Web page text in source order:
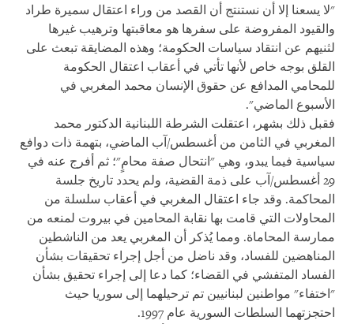
"لا يسعنا إلا أن نستنتج أن القصد من وراء اعتقال سميرة طراد
والقيود المفروضة على سفرها هو معاقبتها وترهيب غيرها
لثنيهم عن انتقاد سياسات الحكومة؛ وهذه المضايقة تبعث على
القلق بوجه خاص لأنها تأتي في أعقاب اعتقال الحكومة
للمحامي المدافع عن حقوق الإنسان محمد المغربي في
الأسبوع الماضي".
فقبل ذلك بشهر، اعتقلت الشرطة اللبنانية الدكتور محمد
المغربي في الثامن من أغسطس/آب الماضي، بتهمة ذات دوافع
سياسية فيما يبدو، وهي "انتحال صفة محامٍ"؛ ثم أفرج عنه في
29 أغسطس/آب على ذمة القضية، ولم يحدد تاريخ جلسة
المحاكمة. وقد جاء اعتقال المغربي في أعقاب سلسلة من
المحاولات التي قامت بها نقابة المحامين في بيروت لمنعه من
ممارسة المحاماة. ومما يُذكر أن المغربي يعد من الناشطين
المناهضين للفساد، وقد ناضل من أجل إجراء تحقيقات بشأن
الفساد المتفشي في القضاء؛ كما دعا إلى إجراء تحقيق بشأن
"اختفاء" مواطنين لبنانيين تم ترحيلهما إلى سوريا حيث
احتجزتهما السلطات السورية عام 1997.